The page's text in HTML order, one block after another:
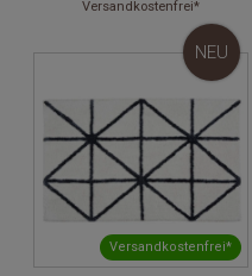
Versandkostenfrei*
Versandkostenfrei*
NEU